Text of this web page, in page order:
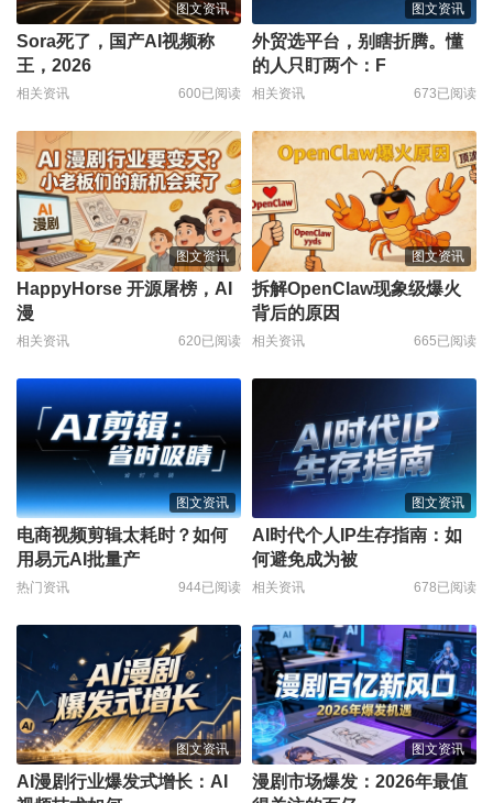
图文资讯
Sora死了，国产AI视频称
王，2026
相关资讯 600已阅读
图文资讯
外贸选平台，别瞎折腾。懂
的人只盯两个：F
相关资讯 673已阅读
图文资讯
HappyHorse 开源屠榜，AI
漫
相关资讯 620已阅读
图文资讯
拆解OpenClaw现象级爆火
背后的原因
相关资讯 665已阅读
图文资讯
电商视频剪辑太耗时？如何
用易元AI批量产
热门资讯 944已阅读
图文资讯
AI时代个人IP生存指南：如
何避免成为被
相关资讯 678已阅读
图文资讯
AI漫剧行业爆发式增长：AI
图文资讯
漫剧市场爆发：2026年最值